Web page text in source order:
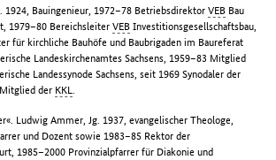
1924, Bauingenieur, 1972–78 BetriebsdirektorVEB Bau
1979–80 BereichsleiterVEB Investitionsgesellschaftsbau,
für kirchliche Bauhöfe und Baubrigaden im Baureferat
Landeskirchenamtes Sachsens, 1959–83 Mitglied
Landessynode Sachsens, seit 1969 Synodaler der
der KKL.
Ludwig Ammer, Jg. 1937, evangelischer Theologe,
und Dozent sowie 1983–85 Rektor der
1985–2000 Provinzialpfarrer für Diakonie und